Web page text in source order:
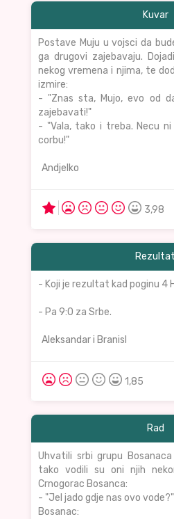
Kuvar
Postave Muju u vojsci da
ga drugovi zajebavaju.
nekog vremena i njima, te
izmire:
- "Znas sta, Mujo, evo od
zajebavati!"
- "Vala, tako i treba. Necu
corbu!"
Andjelko
3,98
Rezultat
- Koji je rezultat kad poginu 4
- Pa 9:0 za Srbe.
Aleksandar i Branisl
1,85
Rad
Uhvatili srbi grupu
tako vodili su oni njih
Crnogorac Bosanca:
- "Jel jado gdje nas ovo vode?"
Bosanac: